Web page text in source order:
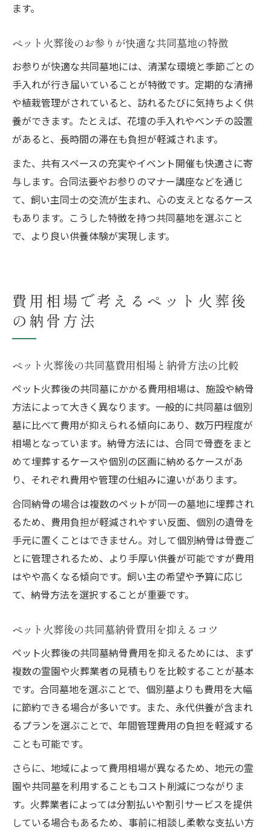
ます。
ペット火葬後のお参りが快適な共同墓地の特徴
お参りが快適な共同墓地には、清潔な環境と季節ごとの
手入れが行き届いていることが特徴です。定期的な清掃
や植栽管理がされていると、訪れるたびに気持ちよく供
養ができます。たとえば、花壇の手入れやベンチの設置
があると、長時間の滞在も負担が軽減されます。
また、共有スペースの充実やイベント開催も快適さに寄
与します。合同法要やお参りのマナー講座などを通じ
て、飼い主同士の交流が生まれ、心の支えとなるケース
もあります。こうした特徴を持つ共同墓地を選ぶこと
で、より良い供養体験が実現します。
費用相場で考えるペット火葬後
の納骨方法
ペット火葬後の共同墓費用相場と納骨方法の比較
ペット火葬後の共同墓にかかる費用相場は、施設や納骨
方法によって大きく異なります。一般的に共同墓は個別
墓に比べて費用が抑えられる傾向にあり、数万円程度が
相場となっています。納骨方法には、合同で骨壺をまと
めて埋葬するケースや個別の区画に納めるケースがあ
り、それぞれ費用や管理の仕組みに違いがあります。
合同納骨の場合は複数のペットが同一の墓地に埋葬され
るため、費用負担が軽減されやすい反面、個別の遺骨を
手元に置くことはできません。対して個別納骨は骨壺ご
とに管理されるため、より手厚い供養が可能ですが費用
はやや高くなる傾向です。飼い主の希望や予算に応じ
て、納骨方法を選択することが重要です。
ペット火葬後の共同墓納骨費用を抑えるコツ
ペット火葬後の共同墓納骨費用を抑えるためには、まず
複数の霊園や火葬業者の見積もりを比較することが基本
です。合同墓地を選ぶことで、個別墓よりも費用を大幅
に節約できる場合が多いです。また、永代供養が含まれ
るプランを選ぶことで、年間管理費用の負担を軽減する
ことも可能です。
さらに、地域によって費用相場が異なるため、地元の霊
園や共同墓を利用することもコスト削減につながりま
す。火葬業者によっては分割払いや割引サービスを提供
している場合もあるため、事前に相談し柔軟な支払い方